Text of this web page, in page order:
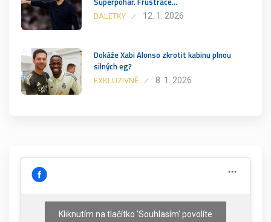
BALETKY 12. 1. 2026
Dokáže Xabi Alonso zkrotit kabinu plnou
silných eg?
EXKLUZIVNĚ 8. 1. 2026
Kliknutím na tlačítko 'Souhlasím' povolíte